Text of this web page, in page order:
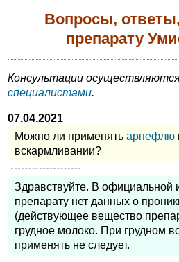
Вопросы,
препарату
Консультации
специалистами.
07.04.2021
Можно ли применять арпефлю
вскармливании?
Здравствуйте. В
препарату нет данных о
(действующее вещество
грудное молоко. При грудном
применять не следует.